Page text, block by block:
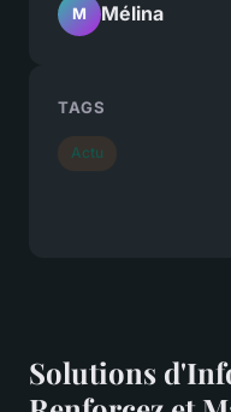
Solutions
M Mélina
TAGS
Actu